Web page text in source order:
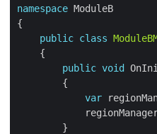
namespace
public class
public void
var